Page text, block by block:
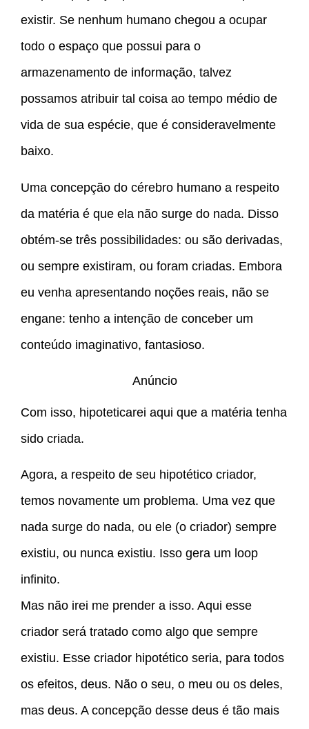
existir. Se nenhum humano chegou a ocupar
todo o espaço que possui para o
armazenamento de informação, talvez
possamos atribuir tal coisa ao tempo médio de
vida de sua espécie, que é consideravelmente
baixo.
Uma concepção do cérebro humano a respeito
da matéria é que ela não surge do nada. Disso
obtém-se três possibilidades: ou são derivadas,
ou sempre existiram, ou foram criadas. Embora
eu venha apresentando noções reais, não se
engane: tenho a intenção de conceber um
conteúdo imaginativo, fantasioso.
Anúncio
Com isso, hipoteticarei aqui que a matéria tenha
sido criada.
Agora, a respeito de seu hipotético criador,
temos novamente um problema. Uma vez que
nada surge do nada, ou ele (o criador) sempre
existiu, ou nunca existiu. Isso gera um loop
infinito.
Mas não irei me prender a isso. Aqui esse
criador será tratado como algo que sempre
existiu. Esse criador hipotético seria, para todos
os efeitos, deus. Não o seu, o meu ou os deles,
mas deus. A concepção desse deus é tão mais